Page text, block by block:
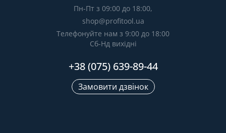
Пн-Пт з 09:00 до 18:00,
shop@profitool.ua
Телефонуйте нам з 9:00 до 18:00
Сб-Нд вихідні
+38 (075) 639-89-44
Замовити дзвінок